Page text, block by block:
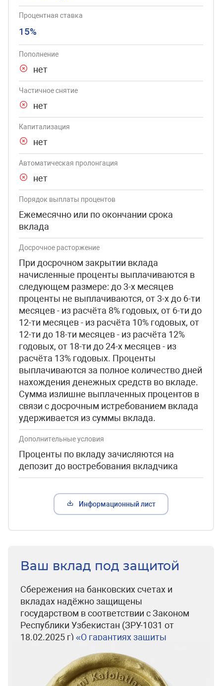
Процентная ставка
15%
Пополнение
нет
Частичное снятие
нет
Капитализация
нет
Автоматическая пролонгация
нет
Порядок выплаты процентов
Ежемесячно или по окончании срока
вклада
Досрочное расторжение
При досрочном закрытии вклада
начисленные проценты выплачиваются в
следующем размере: до 3-х месяцев
проценты не выплачиваются, от 3-х до 6-ти
месяцев - из расчёта 8% годовых, от 6-ти до
12-ти месяцев - из расчёта 10% годовых, от
12-ти до 18-ти месяцев - из расчёта 12%
годовых, от 18-ти до 24-х месяцев - из
расчёта 13% годовых. Проценты
выплачиваются за полное количество дней
нахождения денежных средств во вкладе.
Сумма излишне выплаченных процентов в
связи с досрочным истребованием вклада
удерживается из суммы вклада.
Дополнительные условия
Проценты по вкладу зачисляются на
депозит до востребования вкладчика
Информационный лист
Ваш вклад под защитой
Сбережения на банковских счетах и
вкладах надёжно защищены
государством в соответствии с Законом
Республики Узбекистан (ЗРУ-1031 от
18.02.2025 г) «О гарантиях защиты